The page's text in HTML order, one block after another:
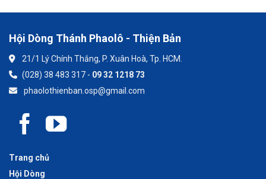
Hội Dòng Thánh Phaolô - Thiện Bản
21/1 Lý Chính Thắng, P. Xuân Hoà, Tp. HCM.
(028) 38 483 317 - 09 32 1218 73
phaolothienban.osp@gmail.com
Trang chủ
Hội Dòng